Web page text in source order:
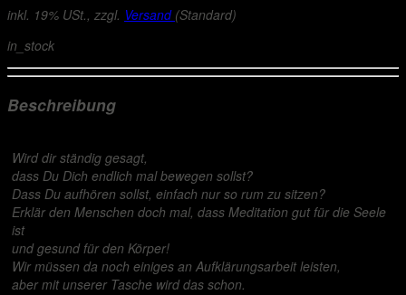
inkl. 19% USt., zzgl. Versand (Standard)
in_stock
Beschreibung
Wird dir ständig gesagt,
dass Du Dich endlich mal bewegen sollst?
Dass Du aufhören sollst, einfach nur so rum zu sitzen?
Erklär den Menschen doch mal, dass Meditation gut für die Seele
ist
und gesund für den Körper!
Wir müssen da noch einiges an Aufklärungsarbeit leisten,
aber mit unserer Tasche wird das schon.